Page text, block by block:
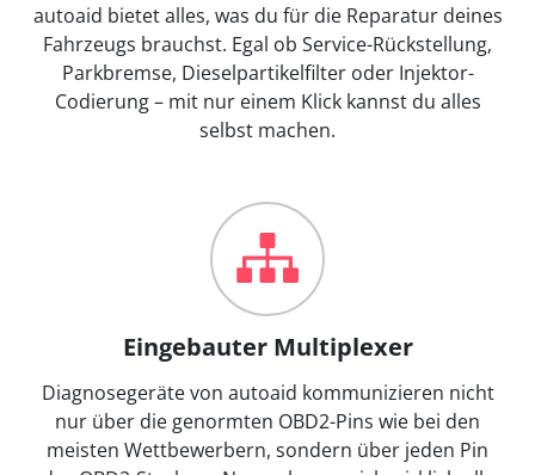
autoaid bietet alles, was du für die Reparatur deines
Fahrzeugs brauchst. Egal ob Service-Rückstellung,
Parkbremse, Dieselpartikelfilter oder Injektor-
Codierung – mit nur einem Klick kannst du alles
selbst machen.
Eingebauter Multiplexer
Diagnosegeräte von autoaid kommunizieren nicht
nur über die genormten OBD2-Pins wie bei den
meisten Wettbewerbern, sondern über jeden Pin